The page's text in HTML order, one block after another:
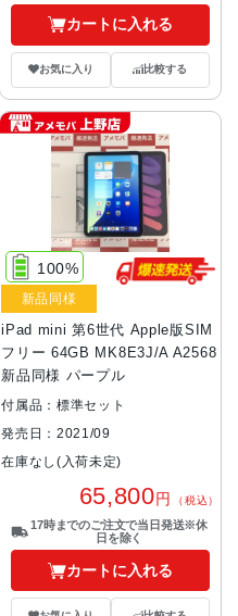
カートに入れる
お気に入り 比較する
iPad mini 第6世代 Apple版SIM
フリー 64GB MK8E3J/A A2568
新品同様 パープル
100%
新品同様
付属品：標準セット
発売日：2021/09
在庫なし(入荷未定)
65,800円 （税込）
17時までのご注文で当日発送※休
日を除く
カートに入れる